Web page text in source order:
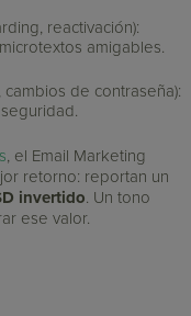
reactivación):
amigables.
cambios de contraseña):
, el Email Marketing
retorno: reportan un
invertido. Un tono
ese valor.